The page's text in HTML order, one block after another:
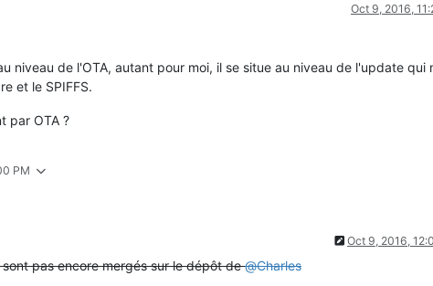
Oct 9, 2016,
niveau de l'OTA, autant pour moi, il se situe au niveau de l'update qui
et le SPIFFS.
par OTA ?
PM
Oct 9, 2016,
pas encore mergés sur le dépôt de@Charles